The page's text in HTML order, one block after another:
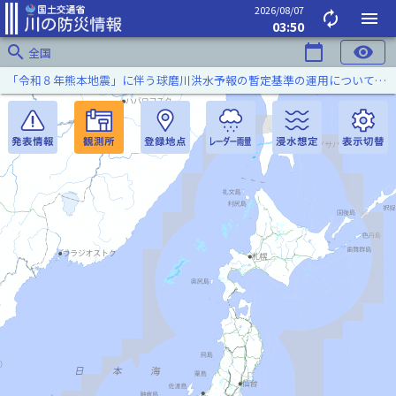
2026/08/07
03:50 autorenew
menu
search 全国 calendar_today visibility
「令和８年熊本地震」に伴う球磨川洪水予報の暫定基準の運用について（令和８年８月５日）